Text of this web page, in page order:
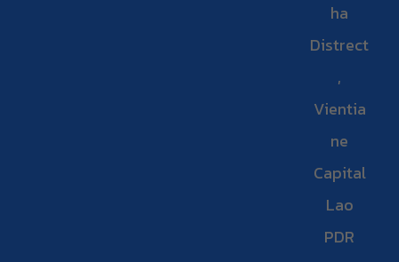
ha
Distrect
,
Vientia
ne
Capital
Lao
PDR